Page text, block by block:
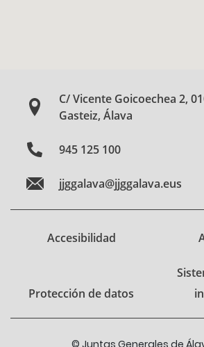
C/ Vicente Goicoechea 2,
Gasteiz, Álava
945 125 100
jjggalava@jjggalava.eus
Accesibilidad
Protección de datos